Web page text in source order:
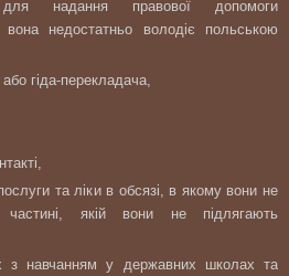
надання правової допомоги
недостатньо володіє польською
гіда-перекладача,
та ліки в обсязі, в якому вони не
якій вони не підлягають
з навчанням у державних школах та